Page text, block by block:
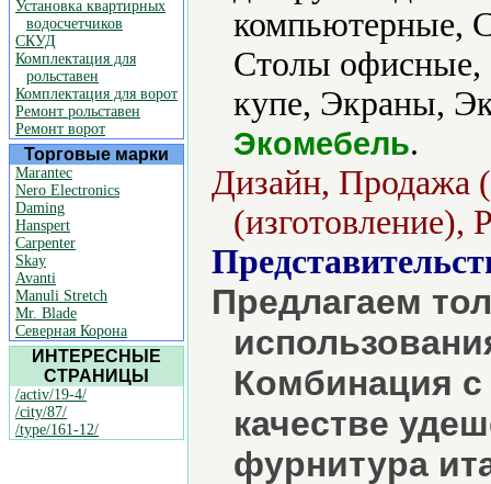
Установка квартирных
водосчетчиков
СКУД
Комплектация для
рольставен
Комплектация для ворот
Ремонт рольставен
Ремонт ворот
Торговые марки
Marantec
Nero Electronics
Daming
Hanspert
Carpenter
Skay
Avanti
Manuli Stretch
Mr. Blade
Северная Корона
ИНТЕРЕСНЫЕ
СТРАНИЦЫ
/activ/19-4/
/city/87/
/type/161-12/
компьютерные,
Столы
купе, Экраны,
Экомебель.
Дизайн, Продажа
(изготовление),
Предлагаем
Комбинация
качестве
фурнитура